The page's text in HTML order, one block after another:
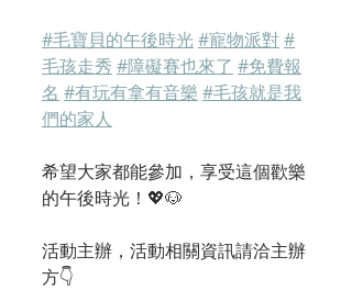
#毛寶貝的午後時光 #寵物派對#
毛孩走秀 #障礙賽也來了 #免費報
名 #有玩有拿有音樂 #毛孩就是我
們的家人
希望大家都能參加，享受這個歡樂
的午後時光！💖🐶
活動主辦，活動相關資訊請洽主辦
方👇